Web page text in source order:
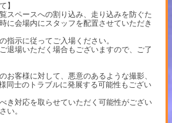
】
スペースへの割り込み、走り込みを防ぐた
に会場内にスタッフを配置させていただき
指示に従ってご入場ください。
退場いただく場合もございますので、ご了
お客様に対して、悪意のあるような撮影、
同士のトラブルに発展する可能性もござい
き対応を取らせていただく可能性がござい
い。